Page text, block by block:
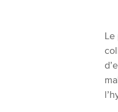
Le